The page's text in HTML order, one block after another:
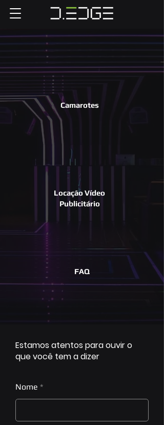
Camarotes
Locação Vídeo
Publicitário
FAQ
Estamos atentos para ouvir o
que você tem a dizer
Nome